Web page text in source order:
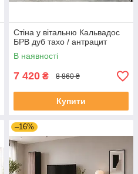
Стіна у вітальню Кальвадос
БРВ дуб тахо / антрацит
В наявності
7 420 ₴ 8 860 ₴
Купити
–16%